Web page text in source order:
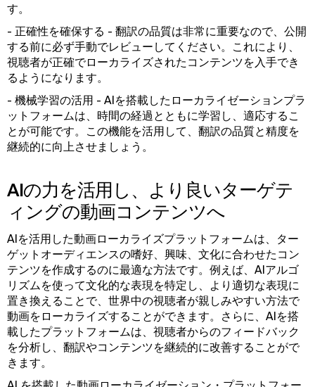
す。
- 正確性を確保する - 翻訳の品質は非常に重要なので、公開
する前に必ず手動でレビューしてください。これにより、
視聴者が正確でローカライズされたコンテンツを入手でき
るようになります。
- 機械学習の活用 - AIを搭載したローカライゼーションプラ
ットフォームは、時間の経過とともに学習し、適応するこ
とが可能です。この機能を活用して、翻訳の品質と精度を
継続的に向上させましょう。
AIの力を活用し、より良いターゲテ
ィングの動画コンテンツへ
AIを活用した動画ローカライズプラットフォームは、ター
ゲットオーディエンスの嗜好、興味、文化に合わせたコン
テンツを作成するのに最適な方法です。例えば、AIアルゴ
リズムを使って文化的な表現を特定し、より適切な表現に
置き換えることで、世界中の視聴者が親しみやすい方法で
動画をローカライズすることができます。さらに、AIを搭
載したプラットフォームは、視聴者からのフィードバック
を分析し、翻訳やコンテンツを継続的に改善することがで
きます。